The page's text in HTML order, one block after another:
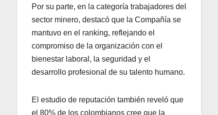
Por su parte, en la categoría trabajadores del
sector minero, destacó que la Compañía se
mantuvo en el ranking, reflejando el
compromiso de la organización con el
bienestar laboral, la seguridad y el
desarrollo profesional de su talento humano.
El estudio de reputación también reveló que
el 80% de los colombianos cree que la